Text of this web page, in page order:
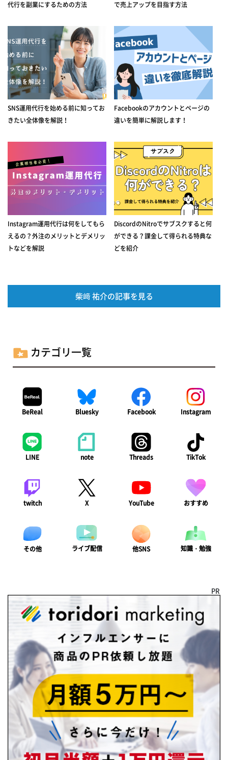
代行を副業にするための方法 で売上アップを目指す方法
SNS運用代行を始める前に知ってお
きたい全体像を解説！
Facebookのアカウントとページの
違いを簡単に解説します！
Instagram運用代行は何をしてもら
えるの？外注のメリットとデメリッ
トなどを解説
DiscordのNitroでサブスクすると何
ができる？課金して得られる特典な
どを紹介
柴﨑 祐介の記事を見る
カテゴリ一覧
BeReal Bluesky Facebook Instagram
LINE note Threads TikTok
twitch X YouTube おすすめ
その他 ライブ配信 他SNS 知識・勉強
PR